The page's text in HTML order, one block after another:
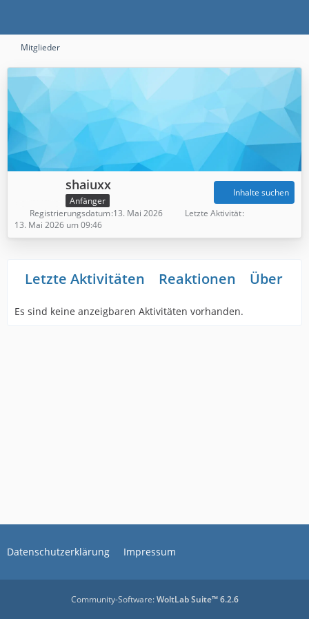
Mitglieder
shaiuxx
Anfänger
Inhalte suchen
Registrierungsdatum 13. Mai 2026
Letzte Aktivität
13. Mai 2026 um 09:46
Letzte Aktivitäten Reaktionen Über
Es sind keine anzeigbaren Aktivitäten vorhanden.
Datenschutzerklärung Impressum
Community-Software:WoltLab Suite™ 6.2.6